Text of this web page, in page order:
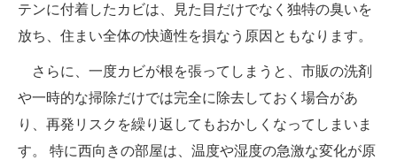
テンに付着したカビは、見た目だけでなく独特の臭いを
放ち、住まい全体の快適性を損なう原因ともなります。
さらに、一度カビが根を張ってしまうと、市販の洗剤
や一時的な掃除だけでは完全に除去しておく場合があ
り、再発リスクを繰り返してもおかしくなってしまいま
す。 特に西向きの部屋は、温度や湿度の急激な変化が原